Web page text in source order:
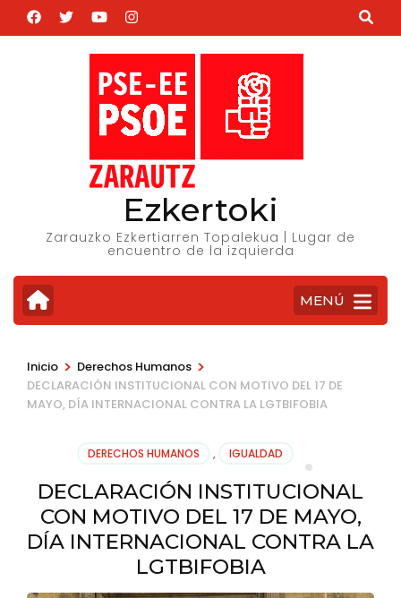
Saltar
al
Ezkertoki
Zarauzko Ezkertiarren Topalekua | Lugar de
encuentro de la izquierda
MENÚ
Inicio > Derechos Humanos >
DECLARACIÓN INSTITUCIONAL CON MOTIVO DEL 17 DE
MAYO, DÍA INTERNACIONAL CONTRA LA LGTBIFOBIA
DERECHOS HUMANOS , IGUALDAD
DECLARACIÓN INSTITUCIONAL
CON MOTIVO DEL 17 DE MAYO,
DÍA INTERNACIONAL CONTRA LA
LGTBIFOBIA